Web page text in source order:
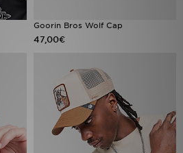
Goorin Bros Wolf Cap
47,00€